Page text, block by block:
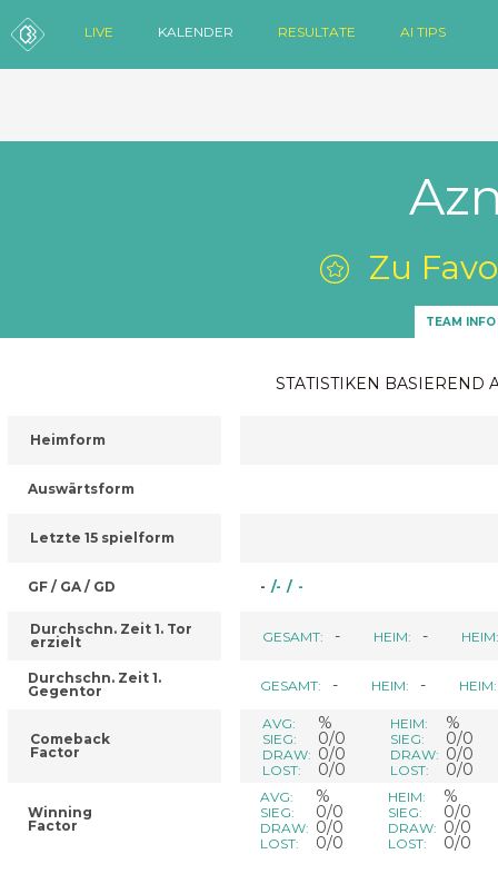
LIVE KALENDER RESULTATE AI TIPS
Zu
TEAM INFO
STATISTIKEN BASIEREND
Heimform
Auswärtsform
Letzte 15 spielform
GF / GA / GD
Durchschn. Zeit 1. Tor
erzielt
Durchschn. Zeit 1.
Gegentor
Comeback
Factor
Winning
Factor
- /- / -
GESAMT: - HEIM: - HEIM:
GESAMT: - HEIM: - HEIM:
AVG: %
SIEG: 0/0
DRAW: 0/0
LOST: 0/0
HEIM: %
SIEG: 0/0
DRAW: 0/0
LOST: 0/0
AVG: %
SIEG: 0/0
DRAW: 0/0
LOST: 0/0
HEIM: %
SIEG: 0/0
DRAW: 0/0
LOST: 0/0